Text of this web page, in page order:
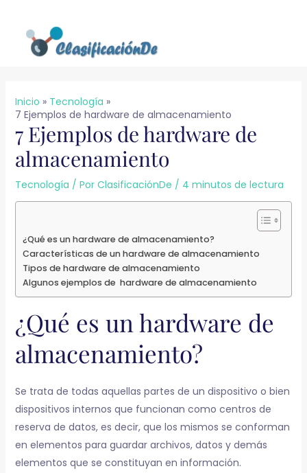
contenido
Inicio
Tecnología
7 Ejemplos de hardware de almacenamiento
7 Ejemplos de hardware de
almacenamiento
Tecnología / Por ClasificaciónDe / 4 minutos de lectura
¿Qué es un hardware de almacenamiento?
Características de un hardware de almacenamiento
Tipos de hardware de almacenamiento
Algunos ejemplos de hardware de almacenamiento
¿Qué es un hardware de
almacenamiento?
Se trata de todas aquellas partes de un dispositivo o bien
dispositivos internos que funcionan como centros de
reserva de datos, es decir, que los mismos se conforman
en elementos para guardar archivos, datos y demás
elementos que se constituyan en información.